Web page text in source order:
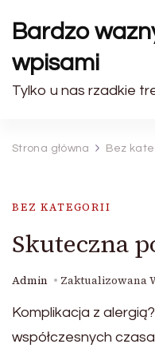
Bardzo
wpisami
Tylko u nas rzadkie
Strona główna Bez
BEZ KATEGORII
Skuteczna
Admin Zaktualizowana
Komplikacja z
współczesnych